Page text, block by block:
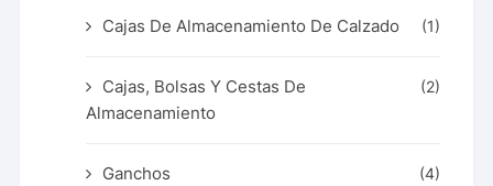
Cajas De Almacenamiento De Calzado (1)
Cajas, Bolsas Y Cestas De
Almacenamiento
(2)
Ganchos (4)